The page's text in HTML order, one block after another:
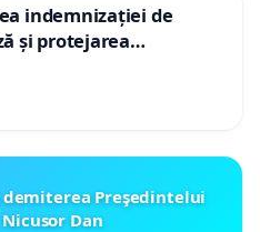
indemnizației de
și protejarea
asistenții
Preşedintelui
Dan